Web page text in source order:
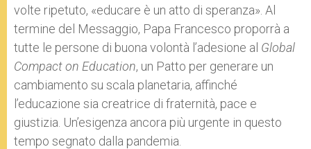
volte ripetuto, «educare è un atto di speranza». Al
termine del Messaggio, Papa Francesco proporrà a
tutte le persone di buona volontà l’adesione al Global
Compact on Education, un Patto per generare un
cambiamento su scala planetaria, affinché
l’educazione sia creatrice di fraternità, pace e
giustizia. Un’esigenza ancora più urgente in questo
tempo segnato dalla pandemia.